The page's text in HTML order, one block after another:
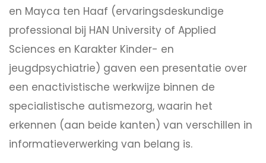
en Mayca ten Haaf (ervaringsdeskundige
professional bij HAN University of Applied
Sciences en Karakter Kinder- en
jeugdpsychiatrie) gaven een presentatie over
een enactivistische werkwijze binnen de
specialistische autismezorg, waarin het
erkennen (aan beide kanten) van verschillen in
informatieverwerking van belang is.